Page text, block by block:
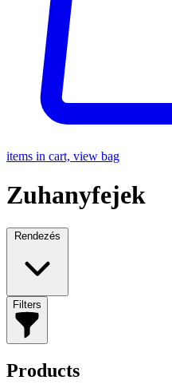
items in cart, view bag
Zuhanyfejek
Filters
Products